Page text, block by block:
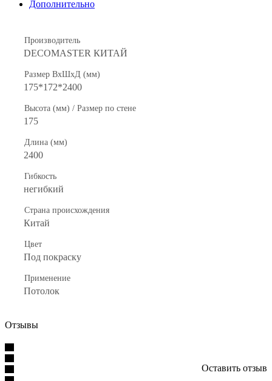
Дополнительно
Производитель
DECOMASTER КИТАЙ
Размер ВхШхД (мм)
175*172*2400
Высота (мм) / Размер по стене
175
Длина (мм)
2400
Гибкость
негибкий
Страна происхождения
Китай
Цвет
Под покраску
Применение
Потолок
Отзывы
Оставить отзыв